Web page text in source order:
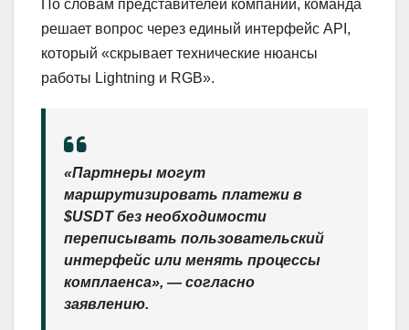
По словам представителей компании, команда
решает вопрос через единый интерфейс API,
который «скрывает технические нюансы
работы Lightning и RGB».
«Партнеры могут
маршрутизировать платежи в
$USDT без необходимости
переписывать пользовательский
интерфейс или менять процессы
комплаенса», — согласно
заявлению.